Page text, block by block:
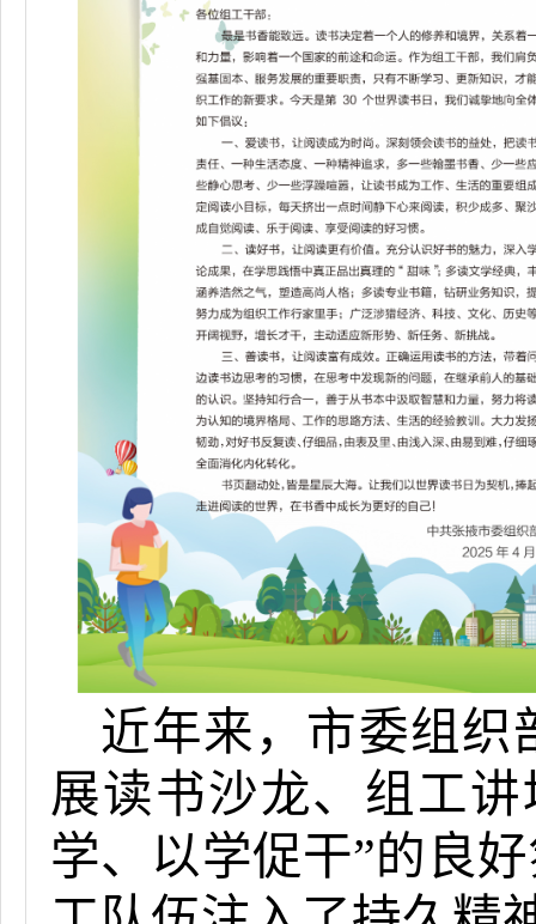
近年来，市委组织
展读书沙龙、组工
学、以学促干”的良